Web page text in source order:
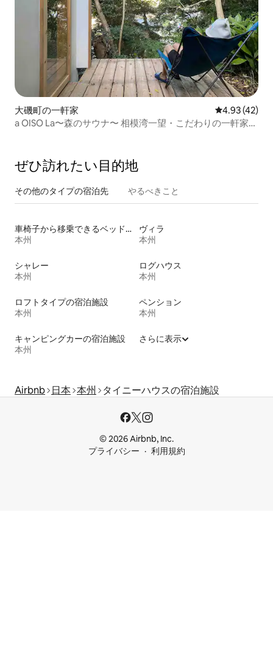
大磯町の一軒家 レビュー42
4.93 (42)
a OISO La〜森のサウナ〜 相模湾一望・こだわりの一軒家で
ぜひ訪⁠れ⁠た⁠い目⁠的⁠地
その他のタ⁠イ⁠プ⁠の宿⁠泊⁠先 やるべきこと
車椅子から移乗できるベッドがある宿泊施設
本州
ヴィラ
本州
シャレー
本州
ログハウス
本州
ロフトタイプの宿泊施設
本州
ペンション
本州
キャンピングカーの宿泊施設
本州
さらに表示
Airbnb 日本 本州 タイニーハウスの宿泊施設
© 2026 Airbnb, Inc.
プライバシー
利用規約